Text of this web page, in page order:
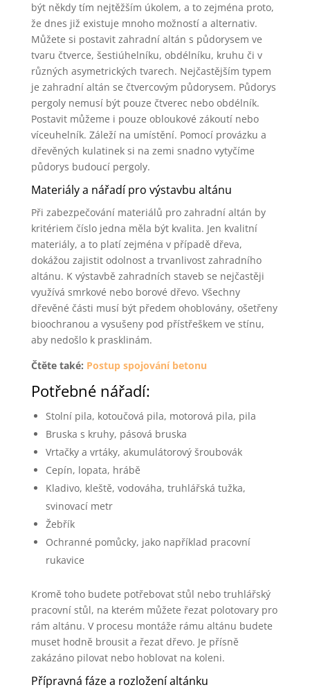
být někdy tím nejtěžším úkolem, a to zejména proto,
že dnes již existuje mnoho možností a alternativ.
Můžete si postavit zahradní altán s půdorysem ve
tvaru čtverce, šestiúhelníku, obdélníku, kruhu či v
různých asymetrických tvarech. Nejčastějším typem
je zahradní altán se čtvercovým půdorysem. Půdorys
pergoly nemusí být pouze čtverec nebo obdélník.
Postavit můžeme i pouze obloukové zákoutí nebo
víceuhelník. Záleží na umístění. Pomocí provázku a
dřevěných kulatinek si na zemi snadno vytyčíme
půdorys budoucí pergoly.
Materiály a nářadí pro výstavbu altánu
Při zabezpečování materiálů pro zahradní altán by
kritériem číslo jedna měla být kvalita. Jen kvalitní
materiály, a to platí zejména v případě dřeva,
dokážou zajistit odolnost a trvanlivost zahradního
altánu. K výstavbě zahradních staveb se nejčastěji
využívá smrkové nebo borové dřevo. Všechny
dřevěné části musí být předem ohoblovány, ošetřeny
bioochranou a vysušeny pod přístřeškem ve stínu,
aby nedošlo k prasklinám.
Čtěte také: Postup spojování betonu
Potřebné nářadí:
Stolní pila, kotoučová pila, motorová pila, pila
Bruska s kruhy, pásová bruska
Vrtačky a vrtáky, akumulátorový šroubovák
Cepín, lopata, hrábě
Kladivo, kleště, vodováha, truhlářská tužka,
svinovací metr
Žebřík
Ochranné pomůcky, jako například pracovní
rukavice
Kromě toho budete potřebovat stůl nebo truhlářský
pracovní stůl, na kterém můžete řezat polotovary pro
rám altánu. V procesu montáže rámu altánu budete
muset hodně brousit a řezat dřevo. Je přísně
zakázáno pilovat nebo hoblovat na koleni.
Přípravná fáze a rozložení altánku